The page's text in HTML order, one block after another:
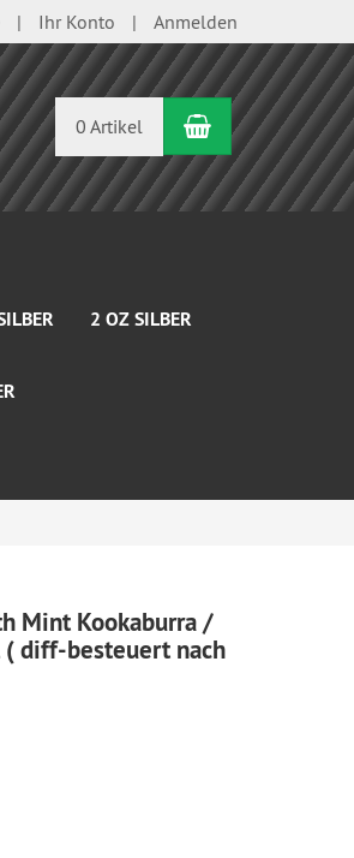
Ihr Konto Anmelden
0 Artikel Warenkorb
2 OZ SILBER
Mint Kookaburra /
( diff-besteuert nach